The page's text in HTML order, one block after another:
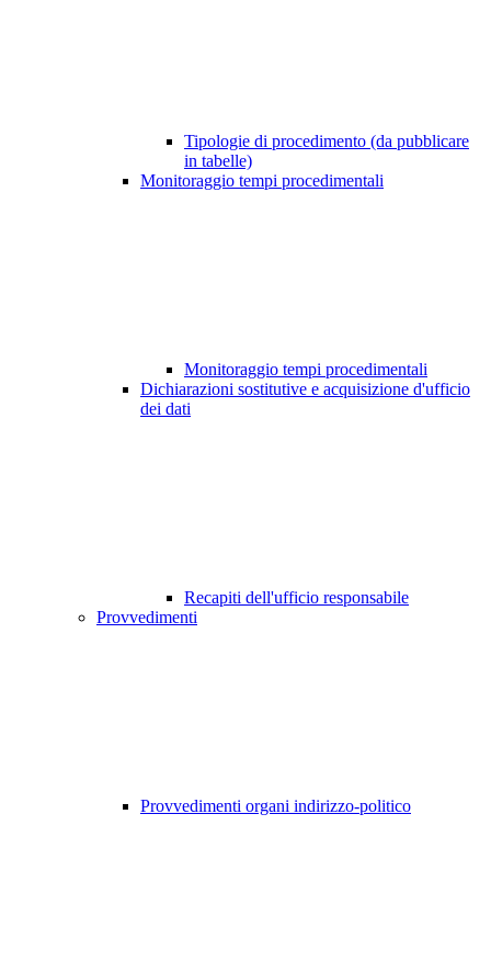
Tipologie di procedimento (da pubblicare
in tabelle)
Monitoraggio tempi procedimentali
Monitoraggio tempi procedimentali
Dichiarazioni sostitutive e acquisizione d'ufficio
dei dati
Recapiti dell'ufficio responsabile
Provvedimenti
Provvedimenti organi indirizzo-politico